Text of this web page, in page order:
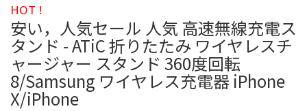
HOT !
安い，人気セール 人気 高速無線充電ス
タンド - ATiC 折りたたみ ワイヤレスチ
ャージャー スタンド 360度回転
8/Samsung ワイヤレス充電器 iPhone
X/iPhone